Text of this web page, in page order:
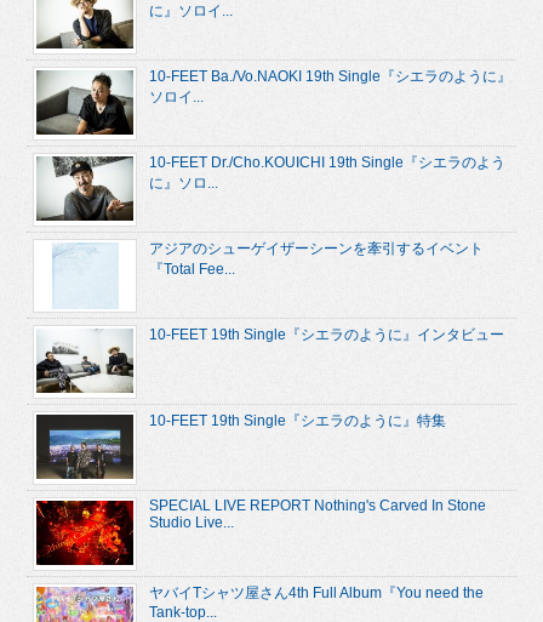
に』ソロイ...
10-FEET Ba./Vo.NAOKI 19th Single『シエラのように』
ソロイ...
10-FEET Dr./Cho.KOUICHI 19th Single『シエラのよう
に』ソロ...
アジアのシューゲイザーシーンを牽引するイベント
『Total Fee...
10-FEET 19th Single『シエラのように』インタビュー
10-FEET 19th Single『シエラのように』特集
SPECIAL LIVE REPORT Nothing's Carved In Stone
Studio Live...
ヤバイTシャツ屋さん4th Full Album『You need the
Tank-top...